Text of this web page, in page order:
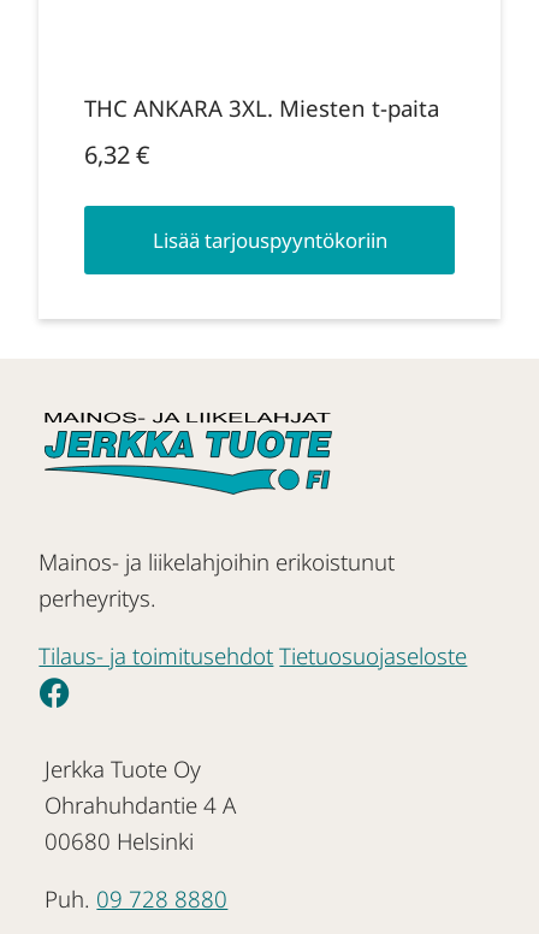
THC ANKARA 3XL. Miesten t-paita
6,32€
Lisää tarjouspyyntökoriin
Mainos- ja liikelahjoihin erikoistunut
perheyritys.
Tilaus- ja toimitusehdot Tietuosuojaseloste
Jerkka Tuote Oy
Ohrahuhdantie 4 A
00680 Helsinki
Puh. 09 728 8880